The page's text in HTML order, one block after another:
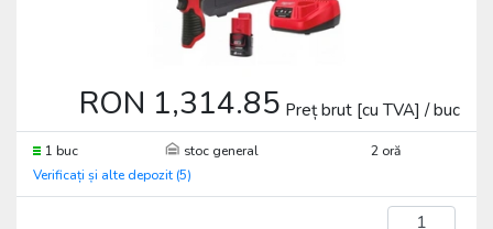
RON 1,314.85 Preț brut [cu TVA] / buc
1 buc stoc general
2 oră
Verificați și alte depozit (5)